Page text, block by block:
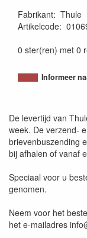
Fabrikant: Thule
Artikelcode:
0 ster(ren) met 0
Informeer
De levertijd van
week. De verzend-
brievenbuszending
bij afhalen of vanaf
Speciaal voor u
genomen.
Neem voor het
het e-mailadres